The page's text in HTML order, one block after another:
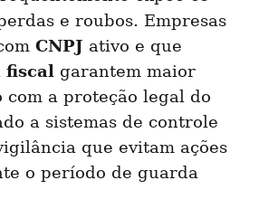
e roubos. Empresas
CNPJ ativo e que
fiscal garantem maior
com a proteção legal do
a sistemas de controle
que evitam ações
o período de guarda